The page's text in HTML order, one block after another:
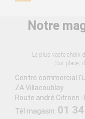
Notre
Le plus vaste choix
Sur place,
Centre commercial
ZA Villacoublay
Route andré Citroën -
Tél magasin: 01